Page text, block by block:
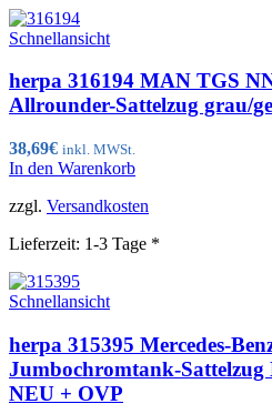
Schnellansicht
herpa 316194 MAN TGS
Allrounder-Sattelzug grau/
38,69€ inkl. MWSt.
In den Warenkorb
zzgl. Versandkosten
Lieferzeit: 1-3 Tage *
Schnellansicht
herpa 315395 Mercedes-
Jumbochromtank-Sattelzug
NEU + OVP